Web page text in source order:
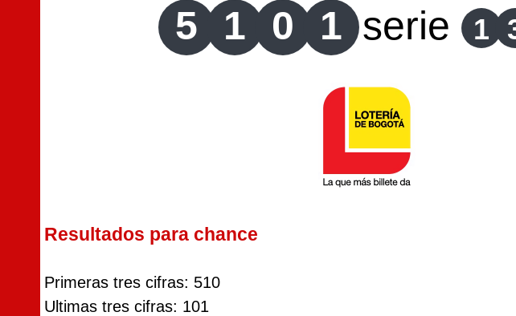
5 1 0 1 serie 1
Resultados para chance
Primeras tres cifras: 510
Ultimas tres cifras: 101